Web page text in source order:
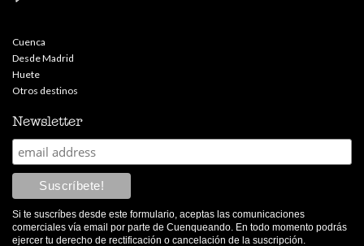
Cuenca
Desde Madrid
Huete
Otros destinos
Newsletter
Si te suscríbes desde este formulario, aceptas las comunicaciones
comerciales vía email por parte de Cuenqueando. En todo momento podrás
ejercer tu derecho de rectificación o cancelación de la suscripción.